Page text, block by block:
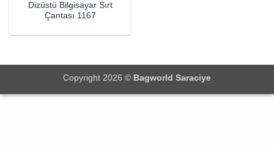
Dizüstü Bilgisayar Sırt
Çantası 1167
Copyright 2026 © Bagworld Saraciye